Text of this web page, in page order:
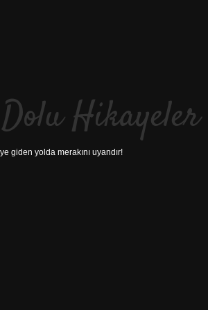
Hikayeler
giden yolda merakını uyandır!